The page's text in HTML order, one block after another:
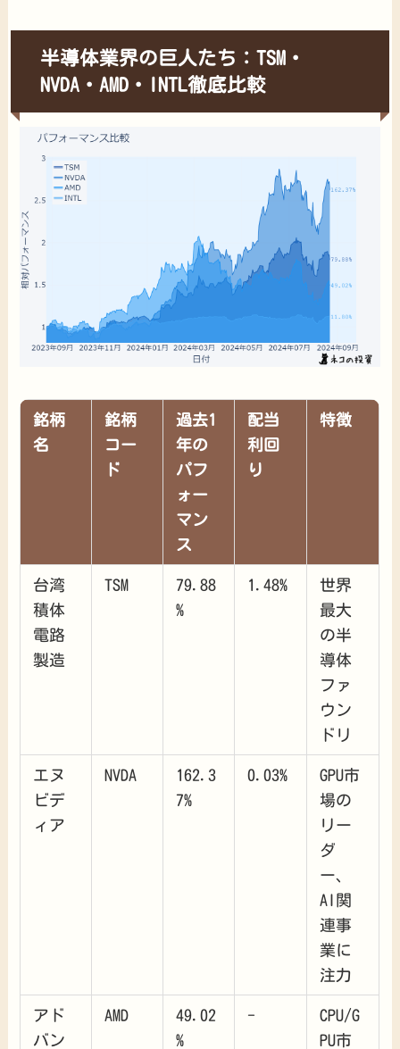
半導体業界の巨人たち：TSM・
NVDA・AMD・INTL徹底比較
銘柄
名
銘柄
コー
ド
過去1
年の
パフ
ォー
マン
ス
配当
利回
り
特徴
台湾
積体
電路
製造
TSM
79.88
%
1.48%
世界
最大
の半
導体
ファ
ウン
ドリ
エヌ
ビデ
ィア
NVDA
162.3
7%
0.03%
GPU市
場の
リー
ダ
ー、
AI関
連事
業に
注力
アド
バン
AMD
49.02
%
-
CPU/G
PU市